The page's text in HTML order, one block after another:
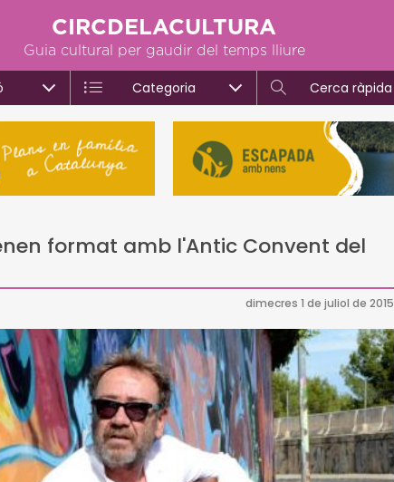
CIRCDELACULTURA
Guia cultural per gaudir del temps lliure
Categoria Cerca ràpida
format amb l'Antic Convent del
dimecres 1 de juliol de 2015